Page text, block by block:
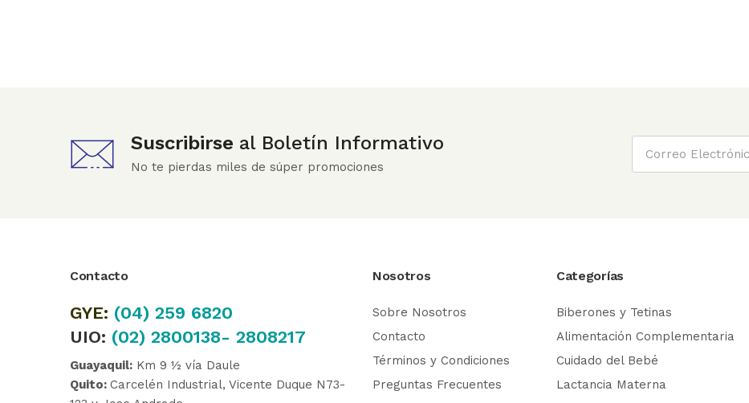
Suscribirse al Boletín Informativo
No te pierdas miles de súper promociones
Contacto
GYE: (04) 259 6820
UIO: (02) 2800138- 2808217
Guayaquil: Km 9 ½ vía Daule
Quito: Carcelén Industrial, Vicente Duque N73-
Nosotros
Sobre Nosotros
Contacto
Términos y Condiciones
Preguntas Frecuentes
Categorías
Biberones y Tetinas
Alimentación Complementaria
Cuidado del Bebé
Lactancia Materna